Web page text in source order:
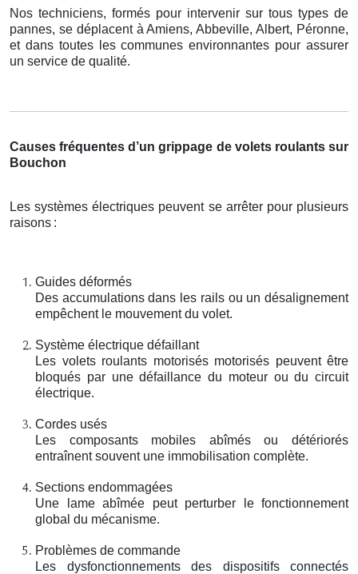
Nos techniciens, formés pour intervenir sur tous types de
pannes, se déplacent à Amiens, Abbeville, Albert, Péronne,
et dans toutes les communes environnantes pour assurer
un service de qualité.
Causes fréquentes d’un grippage de volets roulants sur
Bouchon
Les systèmes électriques peuvent se arrêter pour plusieurs
raisons :
Guides déformés
Des accumulations dans les rails ou un désalignement
empêchent le mouvement du volet.
Système électrique défaillant
Les volets roulants motorisés motorisés peuvent être
bloqués par une défaillance du moteur ou du circuit
électrique.
Cordes usés
Les composants mobiles abîmés ou détériorés
entraînent souvent une immobilisation complète.
Sections endommagées
Une lame abîmée peut perturber le fonctionnement
global du mécanisme.
Problèmes de commande
Les dysfonctionnements des dispositifs connectés